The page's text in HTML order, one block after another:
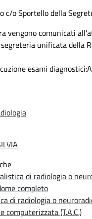
c/o Sportello della
vengono comunicati
unificata della
esami
di radiologia o
completo
di radiologia o
computerizzata (T.A.C.)